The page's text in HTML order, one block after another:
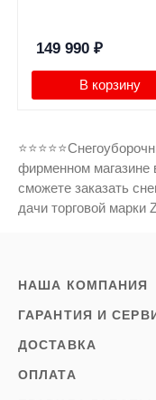
149 990 ₽
В корзину
фирменном
сможете заказать
дачи торговой марки
НАША КОМПАНИЯ
ГАРАНТИЯ И
ДОСТАВКА
ОПЛАТА